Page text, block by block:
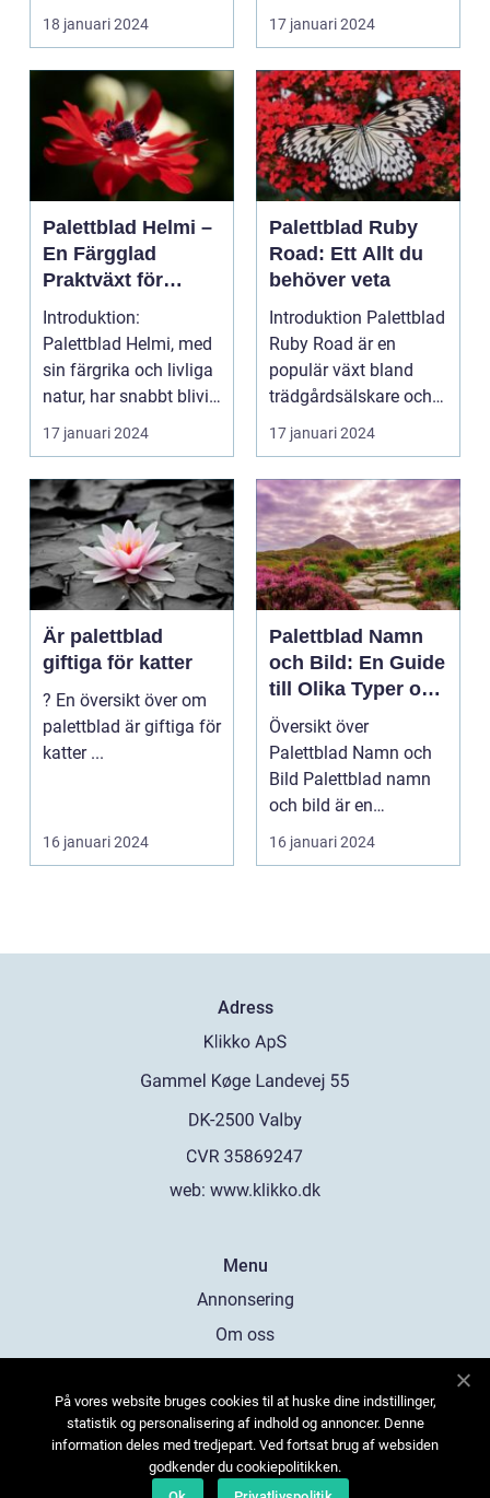
18 januari 2024
en populär akt...
17 januari 2024
Palettblad Helmi –
En Färgglad
Praktväxt för
Hemmet
Introduktion:
Palettblad Helmi, med
sin färgrika och livliga
natur, har snabbt blivit
en favorit bla...
17 januari 2024
Palettblad Ruby
Road: Ett Allt du
behöver veta
Introduktion Palettblad
Ruby Road är en
populär växt bland
trädgårdsälskare och
inomhusväxtentusias..
17 januari 2024
Är palettblad
giftiga för katter
? En översikt över om
palettblad är giftiga för
katter ...
16 januari 2024
Palettblad Namn
och Bild: En Guide
till Olika Typer och
Egenskaper
Översikt över
Palettblad Namn och
Bild Palettblad namn
och bild är en
fascinerande
universum av oli...
16 januari 2024
Adress
web: www.klikko.dk
Menu
Annonsering
Om oss
Kontakta oss
Sitemap
På vores website bruges cookies til at huske dine indstillinger,
statistik og personalisering af indhold og annoncer. Denne
information deles med tredjepart. Ved fortsat brug af websiden
godkender du cookiepolitikken.